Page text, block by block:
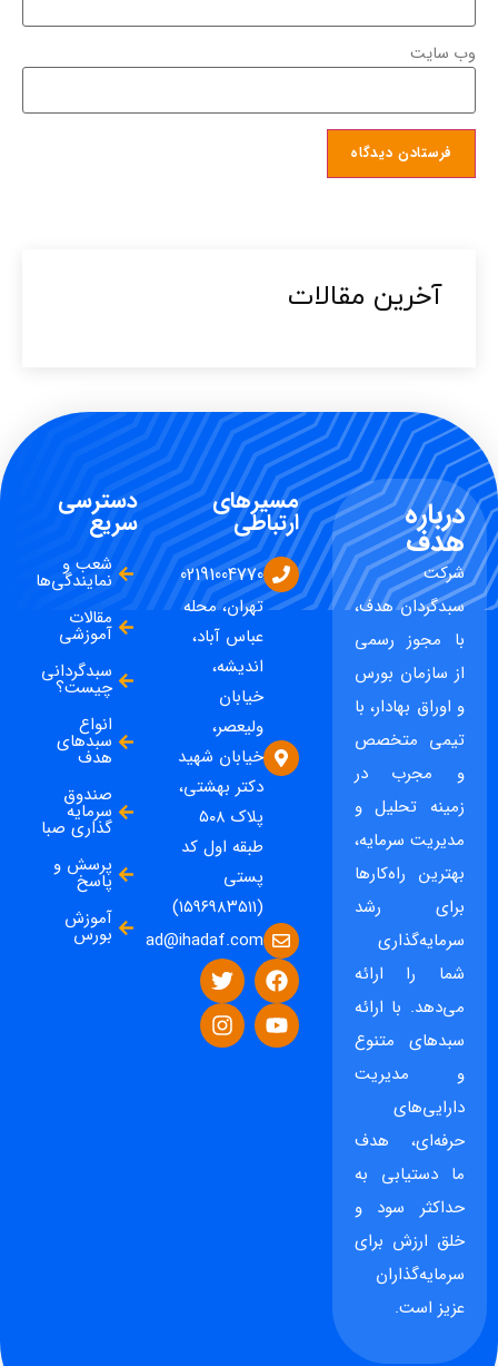
وب‌ سایت
آخرین مقالات​
درباره
هدف
شرکت
سبدگردان هدف،
با مجوز رسمی
از سازمان بورس
و اوراق بهادار، با
تیمی متخصص
و مجرب در
زمینه تحلیل و
مدیریت سرمایه،
بهترین راه‌کارها
برای رشد
سرمایه‌گذاری
شما را ارائه
می‌دهد. با ارائه
سبدهای متنوع
و مدیریت
دارایی‌های
حرفه‌ای، هدف
ما دستیابی به
حداکثر سود و
خلق ارزش برای
سرمایه‌گذاران
عزیز است.
مسیرهای
ارتباطی
02191004770
تهران، محله
عباس آباد،
اندیشه،
خیابان
ولیعصر،
خیابان شهید
دکتر بهشتی،
پلاک ۵۰۸
طبقه اول کد
پستی
(۱۵۹۶۹۸۳۵۱۱)
ad@ihadaf.com
دسترسی
سریع
شعب و
نمایندگی‌ها
مقالات
آموزشی
سبدگردانی
چیست؟
انواع
سبدهای
هدف
صندوق
سرمایه
گذاری صبا
پرسش و
پاسخ
آموزش
بورس